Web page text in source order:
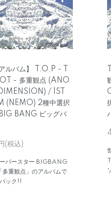
ルバム】 T.O.P - T
- 多重観点 (ANO
/ 1ST
(NEMO) 2種中選択
BIG BANG ビッグバ
(税込)
パースター BIGBANG
重観点」のアルバムで
ック!!